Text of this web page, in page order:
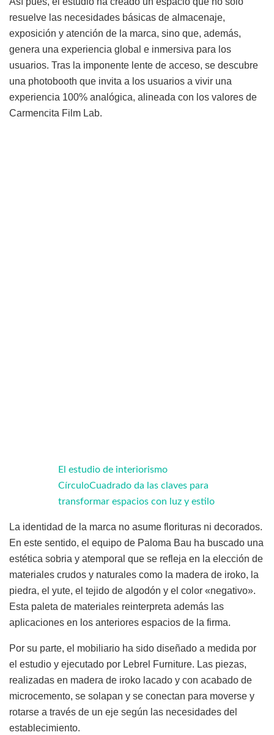
resuelve las necesidades básicas de almacenaje,
exposición y atención de la marca, sino que, además,
genera una experiencia global e inmersiva para los
usuarios. Tras la imponente lente de acceso, se descubre
una photobooth que invita a los usuarios a vivir una
experiencia 100% analógica, alineada con los valores de
Carmencita Film Lab.
El estudio de interiorismo
CírculoCuadrado da las claves para
transformar espacios con luz y estilo
La identidad de la marca no asume florituras ni decorados.
En este sentido, el equipo de Paloma Bau ha buscado una
estética sobria y atemporal que se refleja en la elección de
materiales crudos y naturales como la madera de iroko, la
piedra, el yute, el tejido de algodón y el color «negativo».
Esta paleta de materiales reinterpreta además las
aplicaciones en los anteriores espacios de la firma.
Por su parte, el mobiliario ha sido diseñado a medida por
el estudio y ejecutado por Lebrel Furniture. Las piezas,
realizadas en madera de iroko lacado y con acabado de
microcemento, se solapan y se conectan para moverse y
rotarse a través de un eje según las necesidades del
establecimiento.